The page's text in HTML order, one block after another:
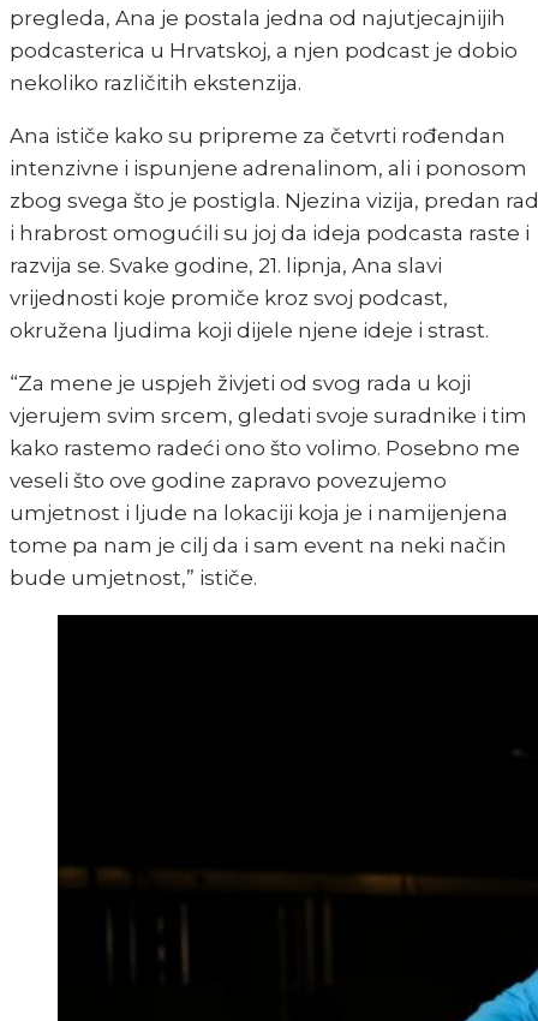
pregleda, Ana je postala jedna od najutjecajnijih
podcasterica u Hrvatskoj, a njen podcast je dobio
nekoliko različitih ekstenzija.
Ana ističe kako su pripreme za četvrti rođendan
intenzivne i ispunjene adrenalinom, ali i ponosom
zbog svega što je postigla. Njezina vizija, predan rad
i hrabrost omogućili su joj da ideja podcasta raste i
razvija se. Svake godine, 21. lipnja, Ana slavi
vrijednosti koje promiče kroz svoj podcast,
okružena ljudima koji dijele njene ideje i strast.
“Za mene je uspjeh živjeti od svog rada u koji
vjerujem svim srcem, gledati svoje suradnike i tim
kako rastemo radeći ono što volimo. Posebno me
veseli što ove godine zapravo povezujemo
umjetnost i ljude na lokaciji koja je i namijenjena
tome pa nam je cilj da i sam event na neki način
bude umjetnost,” ističe.